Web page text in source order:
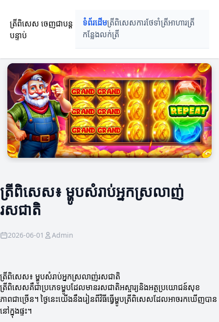
ត្រីពិសេស ចេញជាបន្ត
បន្ទាប់
ទំព័រដើមត្រីពិសេសការថែទាំត្រីអាហារត្រី
កន្លែងលក់ត្រី
ត្រីពិសេស៖ ម្ហូបសំរាប់អ្នកស្រលាញ់
រសជាតិ
2026-06-01 Admin
ត្រីពិសេស៖ ម្ហូបសំរាប់អ្នកស្រលាញ់រសជាតិ
ត្រីពិសេសគឺជាប្រភេទម្ហូបដែលមានរសជាតិអស្ចារ្យនិងអត្ថប្រយោជន៍សុខ
ភាពជាច្រើន។ ថ្ងៃនេះយើងនឹងរៀនពីវិធីធ្វើម្ហូបត្រីពិសេសដែលអាចរកឃើញបាន
នៅក្នុងផ្ទះ។